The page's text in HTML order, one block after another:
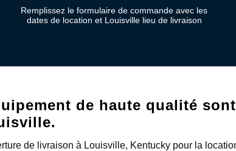
Remplissez le formulaire de commande avec les
dates de location et Louisville lieu de livraison
de haute qualité
de livraison à Louisville, Kentucky pour la